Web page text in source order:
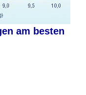
am besten